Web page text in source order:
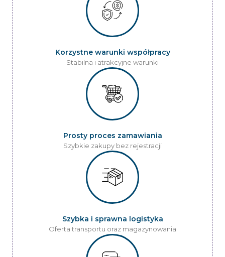
Korzystne warunki współpracy
Stabilna i atrakcyjne warunki
Prosty proces zamawiania
Szybkie zakupy bez rejestracji
Szybka i sprawna logistyka
Oferta transportu oraz magazynowania